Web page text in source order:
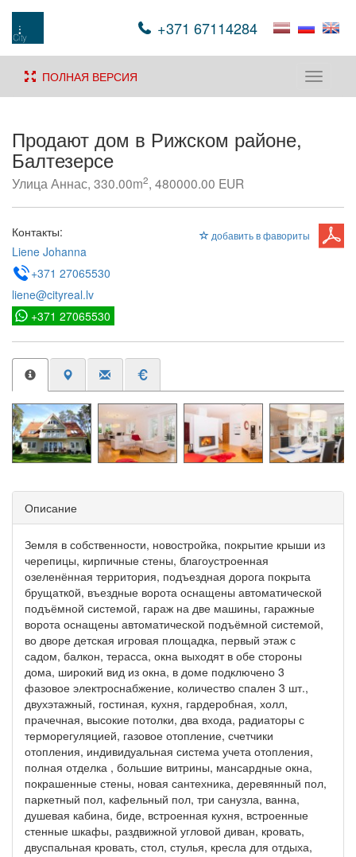
+371 67114284
Toggle
ПОЛНАЯ ВЕРСИЯ
Продают дом в Рижском районе,
Балтезерсе
Улица Аннас, 330.00m2, 480000.00 EUR
добавить в фавориты
Контакты:
Liene Johanna
+371 27065530
liene@cityreal.lv
+371 27065530
Описание
Земля в собственности, новостройка, покрытие крыши из
черепицы, кирпичные стены, благоустроенная
озеленённая территория, подъездная дорога покрыта
брущаткoй, въездные ворота оснащены автоматической
подъёмной системой, гараж на две машины, гаражные
ворота оснащены автоматической подъёмной системой,
во дворе детская игровая площадка, первый этаж с
садом, балкон, терасса, окна выходят в обе стороны
дома, широкий вид из окна, в доме подключено 3
фазовое электроснабжение, количество спален 3 шт.,
двухэтажный, гостиная, кухня, гардеробная, холл,
прачечная, высокие потолки, два входа, радиаторы с
терморегуляцией, газовое отопление, счетчики
отопления, индивидуальная система учета отопления,
полная отделка , большие витрины, мансардные окна,
покрашенные стены, новая сантехника, деревянный пол,
паркетный пол, кафельный пол, три санузла, ванна,
душевая кабина, биде, встроенная кухня, встроенные
стенные шкафы, раздвижной угловой диван, кровать,
двуспальная кровать, стол, стулья, кресла для отдыха,